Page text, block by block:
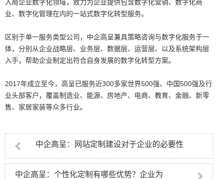
入局企业数字化领域，致力为企业提供包含数字化营销、数字化商
业、数字化管理在内的一站式数字化转型服务。
区别于单一服务类型公司，中企高呈兼具策略咨询与数字化服务于一
体，分别从企业战略层、业务层、数据层、运营层、以及系统架构层
入手，帮助企业制定出符合自身发展的数字化转型方案。
2017年成立至今，高呈已服务近300多家世界500强、中国500强及行
业头部客户，覆盖制造业、能源、房地产、电商、教育、金融、新零
售、家居家装等众多行业。
中企高呈：网站定制建设对于企业的必要性
中企高呈：个性化定制有哪些优势？企业为